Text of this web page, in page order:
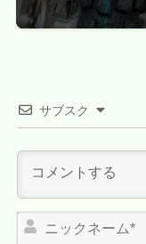
サブスク